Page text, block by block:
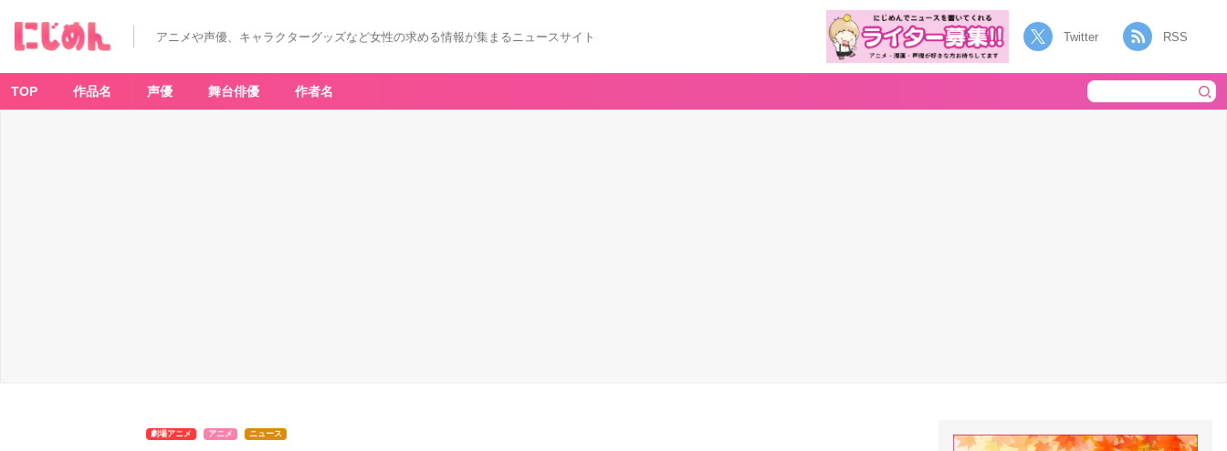
アニメや声優、キャラクターグッズなど女性の求める情報が集まるニュースサイト Twitter RSS
TOP 作品名 声優 舞台俳優 作者名
劇場アニメ アニメ ニュース